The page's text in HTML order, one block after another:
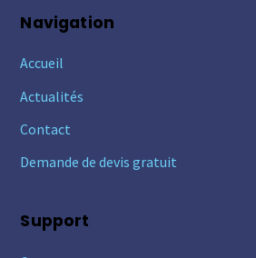
Navigation
Accueil
Actualités
Contact
Demande de devis gratuit
Support